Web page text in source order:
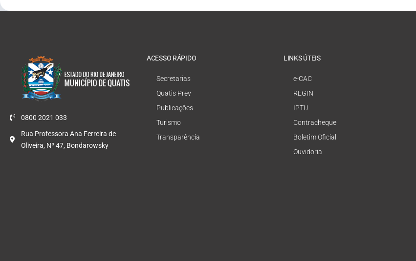
0800 2021 033
Rua Professora Ana Ferreira de
Oliveira, Nº 47, Bondarowsky
ACESSO RÁPIDO
Secretarias
Quatis Prev
Publicações
Turismo
Transparência
LINKS ÚTEIS
e-CAC
REGIN
IPTU
Contracheque
Boletim Oficial
Ouvidoria